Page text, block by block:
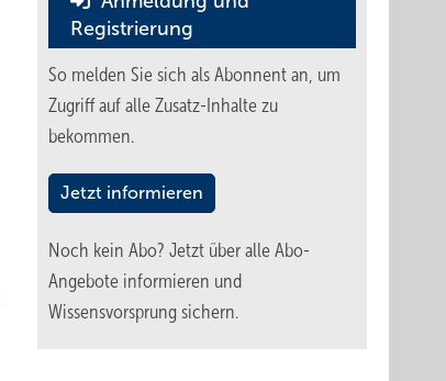
Registrierung
So melden Sie sich als Abonnent an, um
Zugriff auf alle Zusatz-Inhalte zu
bekommen.
Jetzt informieren
Noch kein Abo? Jetzt über alle Abo-
Angebote informieren und
Wissensvorsprung sichern.